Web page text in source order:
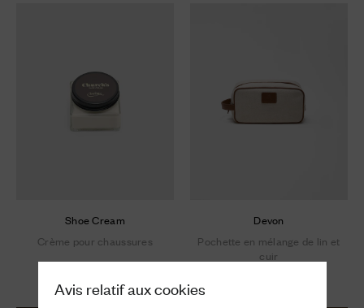
Avis relatif aux cookies
Shoe Cream
Crème pour chaussures
40 €
Devon
Pochette en mélange de lin et
cuir